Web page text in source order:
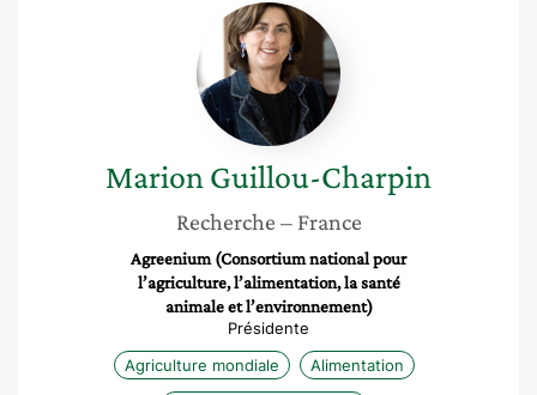
Marion
Guillou-
Charpin
Marion Guillou-Charpin
Recherche – France
Agreenium (Consortium national pour
l’agriculture, l’alimentation, la santé
animale et l’environnement)
Présidente
Agriculture mondiale
Alimentation